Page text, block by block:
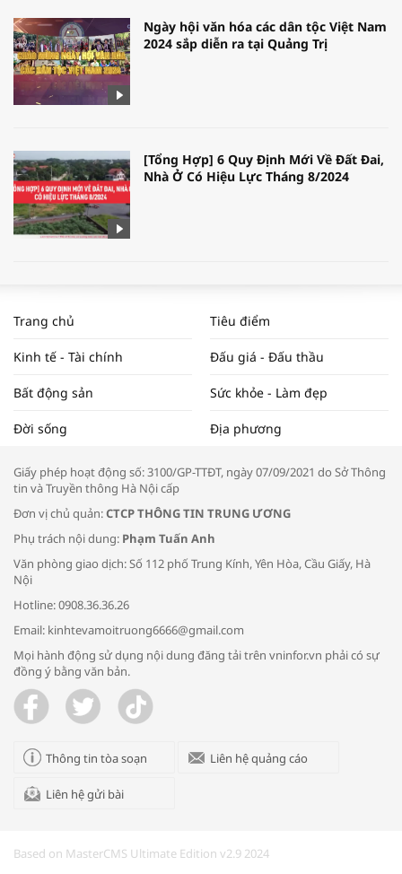
Ngày hội văn hóa các dân tộc Việt Nam
2024 sắp diễn ra tại Quảng Trị
[Tổng Hợp] 6 Quy Định Mới Về Đất Đai,
Nhà Ở Có Hiệu Lực Tháng 8/2024
NAM NĂM 2024 VÀ NĂM 2025 | NHỊP
ĐẬP THỊ TRƯỜNG #62
Tọa đàm “Xúc tiến thương mại: Khơi
Bác sĩ tư vấn cách phòng tránh bệnh
đường hô hấp trong thời tiết giao mùa
Trao yêu thương cho em
Trang chủ Tiêu điểm
Kinh tế - Tài chính Đấu giá - Đấu thầu
Bất động sản Sức khỏe - Làm đẹp
Đời sống Địa phương
Giấy phép hoạt động số: 3100/GP-TTĐT, ngày 07/09/2021 do Sở Thông
tin và Truyền thông Hà Nội cấp
Đơn vị chủ quản:CTCP THÔNG TIN TRUNG ƯƠNG
Phụ trách nội dung: Phạm Tuấn Anh
Văn phòng giao dịch: Số 112 phố Trung Kính, Yên Hòa, Cầu Giấy, Hà
Nội
Hotline: 0908.36.36.26
Email: kinhtevamoitruong6666@gmail.com
Mọi hành động sử dụng nội dung đăng tải trên vninfor.vn phải có sự
đồng ý bằng văn bản.
Thông tin tòa soạn Liên hệ quảng cáo
Liên hệ gửi bài
Based on MasterCMS Ultimate Edition v2.9 2024